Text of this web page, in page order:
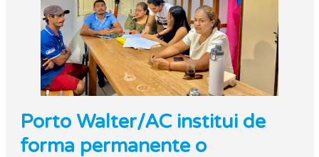
Porto Walter/AC institui de
forma permanente o